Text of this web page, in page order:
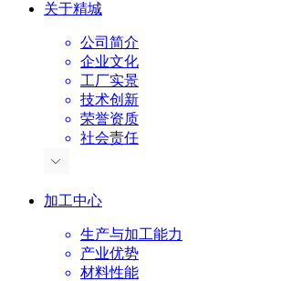
关于精城
公司简介
企业文化
工厂实景
技术创新
荣誉资质
社会责任
加工中心
生产与加工能力
产业优势
材料性能